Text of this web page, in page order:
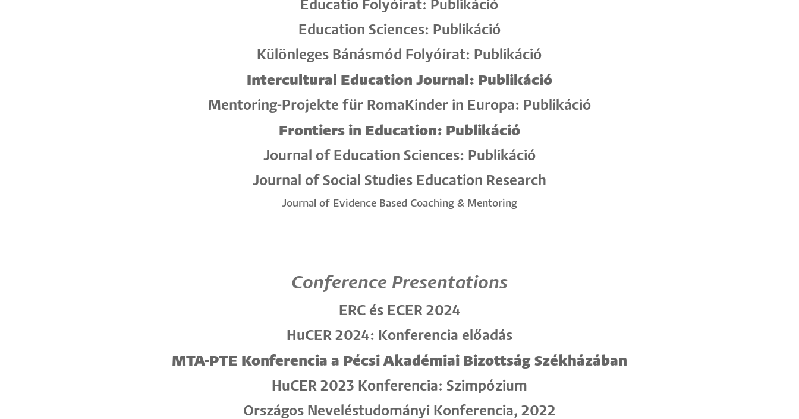
Educatio Folyóirat: Publikáció
Education Sciences: Publikáció
Különleges Bánásmód Folyóirat: Publikáció
Intercultural Education Journal: Publikáció
Mentoring-Projekte für RomaKinder in Europa: Publikáció
Frontiers in Education: Publikáció
Journal of Education Sciences: Publikáció
Journal of Social Studies Education Research
Journal of Evidence Based Coaching & Mentoring
Conference Presentations
ERC és ECER 2024
HuCER 2024: Konferencia előadás
MTA-PTE Konferencia a Pécsi Akadémiai Bizottság Székházában
HuCER 2023 Konferencia: Szimpózium
Országos Neveléstudományi Konferencia, 2022